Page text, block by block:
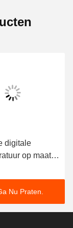
Persoonlijke
drukmachine
Machine
Ga Nu